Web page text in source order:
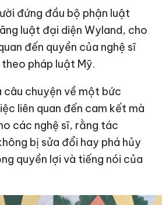
đứng đầu bộ phận luật
luật đại diện Wyland, cho
đến quyền của nghệ sĩ
pháp luật Mỹ.
câu chuyện về một bức
liên quan đến cam kết mà
các nghệ sĩ, rằng tác
bị sửa đổi hay phá hủy
quyền lợi và tiếng nói của